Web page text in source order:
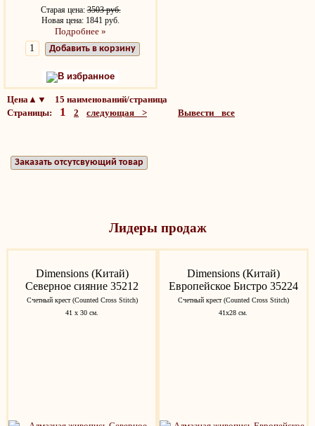
Старая цена:3503 руб.
Новая цена: 1841 руб.
Подробнее »
Добавить в корзину
В избранное
Цена▲▼ 15 наименований/страница
Страницы: 1 2 следующая > Вывести все
Заказать отсутсвующий товар
Лидеры продаж
Dimensions (Китай)
Северное сияние 35212
Счетный крест (Counted Cross Stitch)
41 х 30 см.
Dimensions (Китай)
Европейское Бистро 35224
Счетный крест (Counted Cross Stitch)
41x28 см.